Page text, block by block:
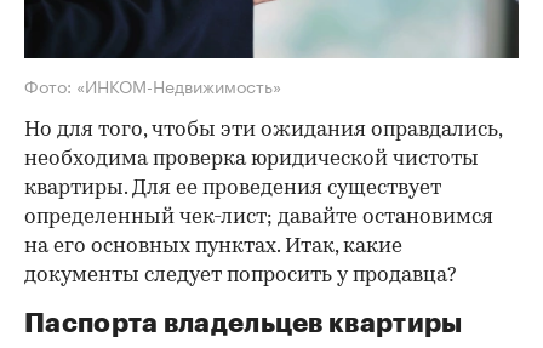
Фото: «ИНКОМ-Недвижимость»
Но для того, чтобы эти ожидания оправдались,
необходима проверка юридической чистоты
квартиры. Для ее проведения существует
определенный чек-лист; давайте остановимся
на его основных пунктах. Итак, какие
документы следует попросить у продавца?
Паспорта владельцев квартиры